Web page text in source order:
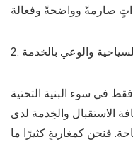
والوعي بالخدمة
في سوء البنية التحتية
الاستقبال والخِدمة لدى
فنحن كمغاربةٍ كثيرًا ما